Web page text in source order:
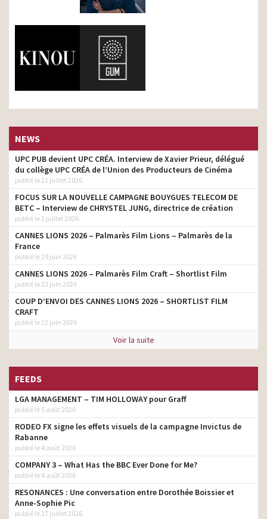
NEWS
UPC PUB devient UPC CRÉA. Interview de Xavier Prieur, délégué
du collège UPC CRÉA de l’Union des Producteurs de Cinéma
publié le 21 juillet 2026
FOCUS SUR LA NOUVELLE CAMPAGNE BOUYGUES TELECOM DE
BETC – Interview de CHRYSTEL JUNG, directrice de création
publié le 2 juillet 2026
CANNES LIONS 2026 – Palmarès Film Lions – Palmarès de la
France
publié le 29 juin 2026
CANNES LIONS 2026 – Palmarès Film Craft – Shortlist Film
publié le 23 juin 2026
COUP D’ENVOI DES CANNES LIONS 2026 – SHORTLIST FILM
CRAFT
publié le 22 juin 2026
Voir la suite
FEEDS
LGA MANAGEMENT – TIM HOLLOWAY pour Graff
publié le 5 août 2026
RODEO FX signe les effets visuels de la campagne Invictus de
Rabanne
publié le 4 août 2026
COMPANY 3 – What Has the BBC Ever Done for Me?
publié le 4 août 2026
RESONANCES : Une conversation entre Dorothée Boissier et
Anne-Sophie Pic
publié le 27 juillet 2026